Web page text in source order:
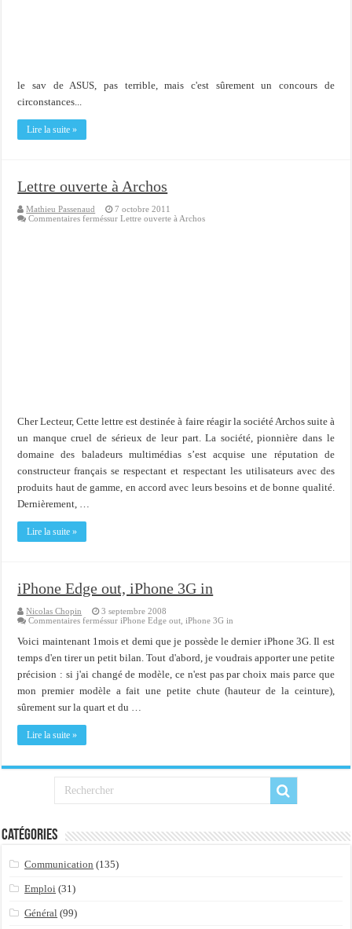
le sav de ASUS, pas terrible, mais c'est sûrement un concours de
circonstances...
Lire la suite »
Lettre ouverte à Archos
Mathieu Passenaud
7 octobre 2011
Commentaires ferméssur Lettre ouverte à Archos
Cher Lecteur, Cette lettre est destinée à faire réagir la société Archos suite à
un manque cruel de sérieux de leur part. La société, pionnière dans le
domaine des baladeurs multimédias s’est acquise une réputation de
constructeur français se respectant et respectant les utilisateurs avec des
produits haut de gamme, en accord avec leurs besoins et de bonne qualité.
Dernièrement, …
Lire la suite »
iPhone Edge out, iPhone 3G in
Nicolas Chopin
3 septembre 2008
Commentaires ferméssur iPhone Edge out, iPhone 3G in
Voici maintenant 1mois et demi que je possède le dernier iPhone 3G. Il est
temps d'en tirer un petit bilan. Tout d'abord, je voudrais apporter une petite
précision : si j'ai changé de modèle, ce n'est pas par choix mais parce que
mon premier modèle a fait une petite chute (hauteur de la ceinture),
sûrement sur la quart et du …
Lire la suite »
Catégories
Communication (135)
Emploi (31)
Général (99)